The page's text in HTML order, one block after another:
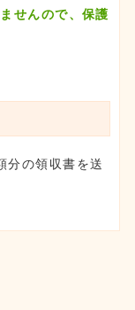
せんので、保護
分の領収書を送